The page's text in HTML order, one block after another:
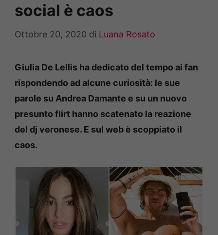
social è caos
Ottobre 20, 2020 di Luana Rosato
Giulia De Lellis ha dedicato del tempo ai fan
rispondendo ad alcune curiosità: le sue
parole su Andrea Damante e su un nuovo
presunto flirt hanno scatenato la reazione
del dj veronese. E sul web è scoppiato il
caos.